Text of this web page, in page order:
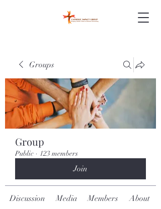
Groups
Group
Public · 123 members
Join
Discussion Media Members About